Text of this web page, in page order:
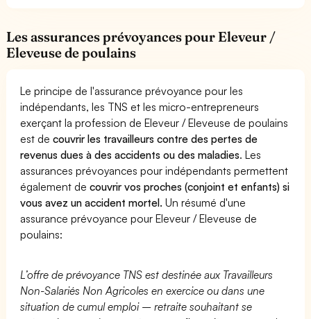
Les assurances prévoyances pour Eleveur /
Eleveuse de poulains
Le principe de l'assurance prévoyance pour les
indépendants, les TNS et les micro-entrepreneurs
exerçant la profession de Eleveur / Eleveuse de poulains
est decouvrir les travailleurs contre des pertes de
revenus dues à des accidents ou des maladies. Les
assurances prévoyances pour indépendants permettent
également decouvrir vos proches (conjoint et enfants) si
vous avez un accident mortel. Un résumé d'une
assurance prévoyance pour Eleveur / Eleveuse de
poulains:
L’offre de prévoyance TNS est destinée aux Travailleurs
Non-Salariés Non Agricoles en exercice ou dans une
situation de cumul emploi – retraite souhaitant se